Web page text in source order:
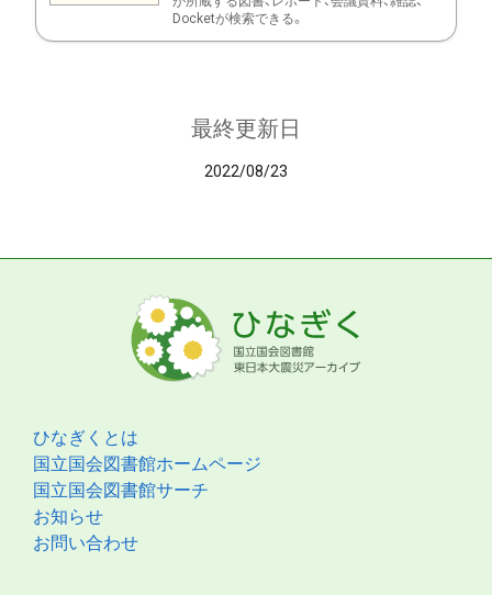
Docketが検索できる。
最終更新日
2022/08/23
ひなぎくとは
国立国会図書館ホームページ
国立国会図書館サーチ
お知らせ
お問い合わせ